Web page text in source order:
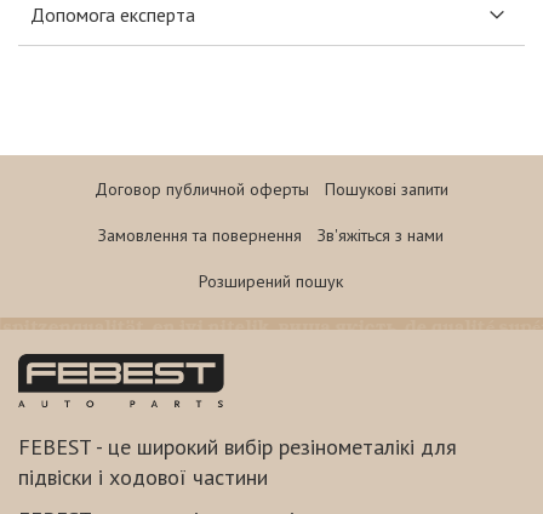
Допомога експерта
Договор публичной оферты Пошукові запити
Замовлення та повернення Зв'яжіться з нами
Розширений пошук
FEBEST - це широкий вибір резінометалікі для
підвіски і ходової частини